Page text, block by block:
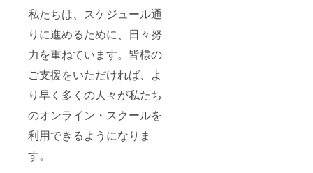
私たちは、スケジュール通
りに進めるために、日々努
力を重ねています。皆様の
ご支援をいただければ、よ
り早く多くの人々が私たち
のオンライン・スクールを
利用できるようになりま
す。